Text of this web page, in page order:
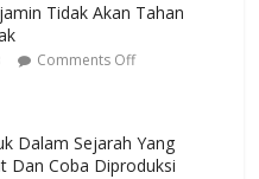
Tidak Akan Tahan
Comments Off
Dalam Sejarah Yang
Dan Coba Diproduksi